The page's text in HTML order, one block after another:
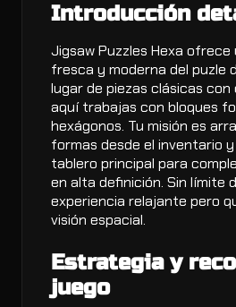
Introducción
Jigsaw Puzzles Hexa ofrece
fresca y moderna del puzle
lugar de piezas clásicas con
aquí trabajas con bloques
hexágonos. Tu misión es
formas desde el inventario
tablero principal para
en alta definición. Sin límite
experiencia relajante pero
visión espacial.
Estrategia y
juego